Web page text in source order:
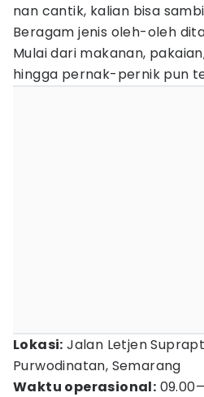
nan cantik, kalian bisa
Beragam jenis oleh-oleh
Mulai dari makanan,
hingga pernak-pernik pun
Lokasi: Jalan Letjen
Purwodinatan, Semarang
Waktu operasional: